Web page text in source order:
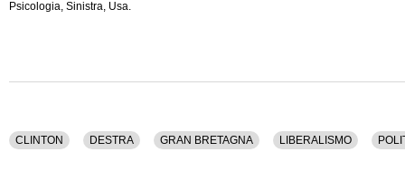
Psicologia, Sinistra, Usa.
CLINTON DESTRA GRAN BRETAGNA LIBERALISMO